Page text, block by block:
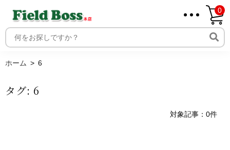
ホーム
0
ホーム 6
タグ: 6
対象記事：0件